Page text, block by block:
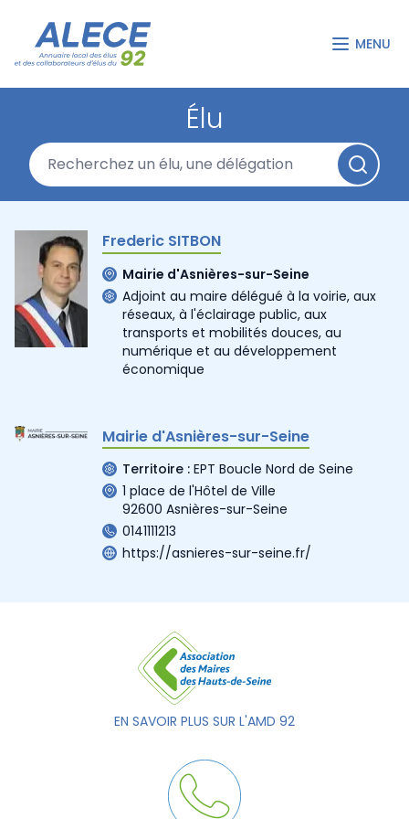
MENU
Élu
Frederic SITBON
Mairie d'Asnières-sur-Seine
Adjoint au maire délégué à la voirie, aux
réseaux, à l'éclairage public, aux
transports et mobilités douces, au
numérique et au développement
économique
Mairie d'Asnières-sur-Seine
Territoire : EPT Boucle Nord de Seine
1 place de l'Hôtel de Ville
92600 Asnières-sur-Seine
0141111213
https://asnieres-sur-seine.fr/
EN SAVOIR PLUS SUR L'AMD 92